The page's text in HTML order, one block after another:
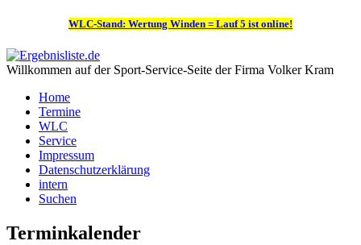
WLC-Stand: Wertung Winden = Lauf 5 ist online!
Willkommen auf der Sport-Service-Seite der Firma Volker Kram
Home
Termine
WLC
Service
Impressum
Datenschutzerklärung
intern
Suchen
Terminkalender